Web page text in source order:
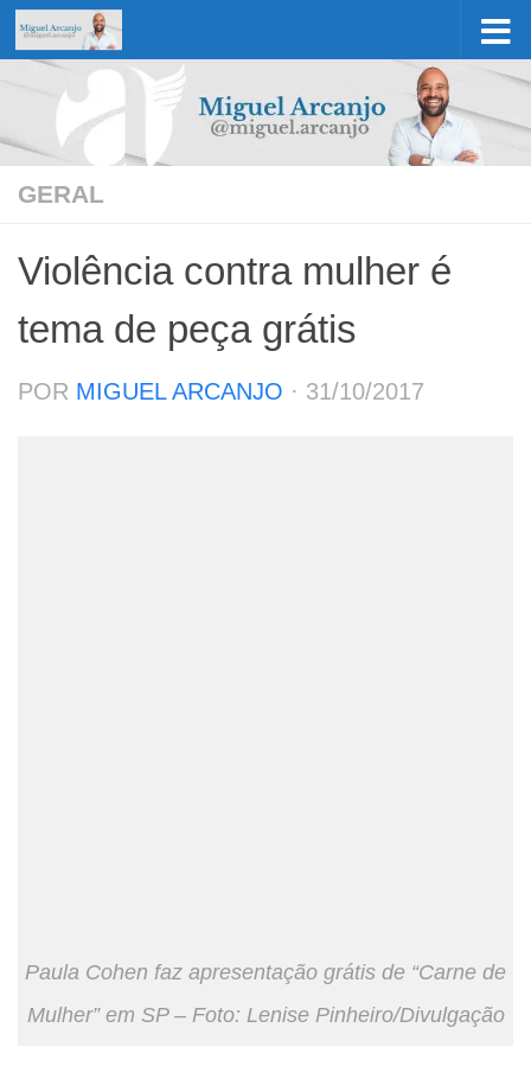
Skip to content
GERAL
Violência contra mulher é
tema de peça grátis
POR MIGUEL ARCANJO · 31/10/2017
Paula Cohen faz apresentação grátis de “Carne de
Mulher” em SP – Foto: Lenise Pinheiro/Divulgação